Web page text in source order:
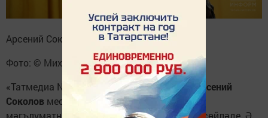
Арсений Соколов
Фото: © Михаил Захаров, «Татар-информ»
«Татмедиа Neo» контент-үзәге җитәкчесе
Арсений
Соколов мессенджерлар белән эшләү һәм
мәгълүматны структуралаштыру турында сөйләде. Ә